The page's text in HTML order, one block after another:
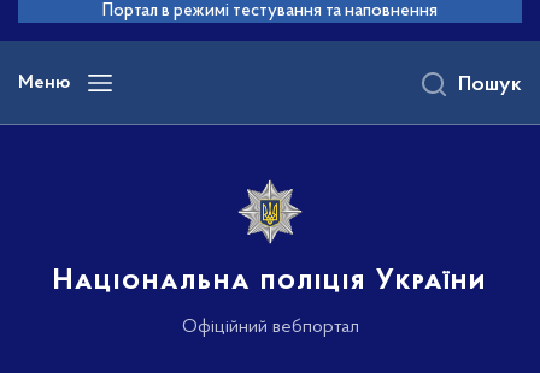
основного
вмісту
Портал в режимі тестування та наповнення
Меню
Національна поліція України
Офіційний вебпортал
Пошук